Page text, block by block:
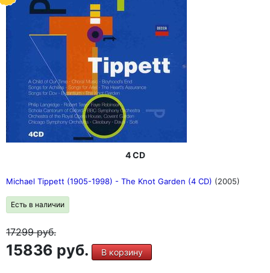
4 CD
Michael Tippett (1905-1998) - The Knot Garden (4 CD) (2005)
Есть в наличии
17299руб.
15836 руб. В корзину